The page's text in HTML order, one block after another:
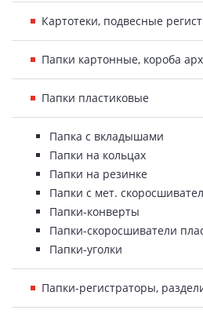
Картотеки, подвесные
Папки картонные, короба
Папки пластиковые
Папка с вкладышами
Папки на кольцах
Папки на резинке
Папки с мет.
Папки-конверты
Папки-скоросшиватели
Папки-уголки
Папки-регистраторы,